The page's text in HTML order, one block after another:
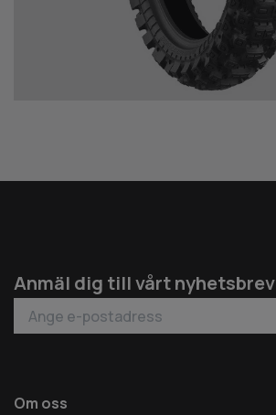
Anmäl dig till vårt nyhetsbrev
Om oss